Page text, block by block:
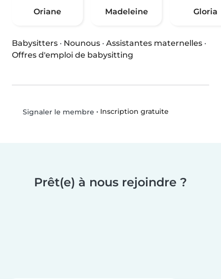
Oriane Madeleine Gloria
Babysitters · Nounous · Assistantes maternelles ·
Offres d'emploi de babysitting
Signaler le membre • Inscription gratuite
Prêt(e) à nous rejoindre ?